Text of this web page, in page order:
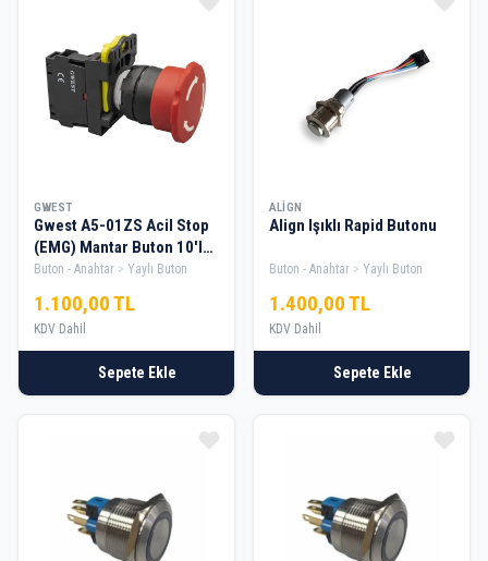
GWEST
Gwest A5-01ZS Acil Stop
(EMG) Mantar Buton 10'lu
Set
Buton - Anahtar Yaylı Buton
1.100,00 TL
KDV Dahil
Sepete Ekle
ALIGN
Align Işıklı Rapid Butonu
Buton - Anahtar Yaylı Buton
1.400,00 TL
KDV Dahil
Sepete Ekle